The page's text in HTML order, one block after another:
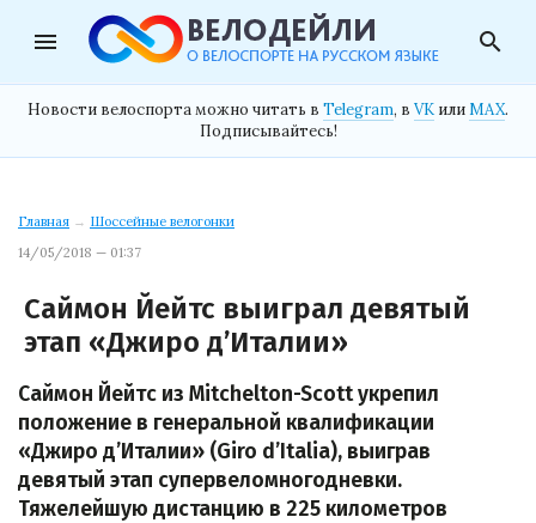
menu search
Новости велоспорта можно читать в Telegram, в VK илиMAX.
Подписывайтесь!
Главная → Шоссейные велогонки
14/05/2018 — 01:37
Саймон Йейтс выиграл девятый
этап «Джиро д’Италии»
Саймон Йейтс из Mitchelton-Scott укрепил
положение в генеральной квалификации
«Джиро д’Италии» (Giro d’Italia), выиграв
девятый этап супервеломногодневки.
Тяжелейшую дистанцию в 225 километров